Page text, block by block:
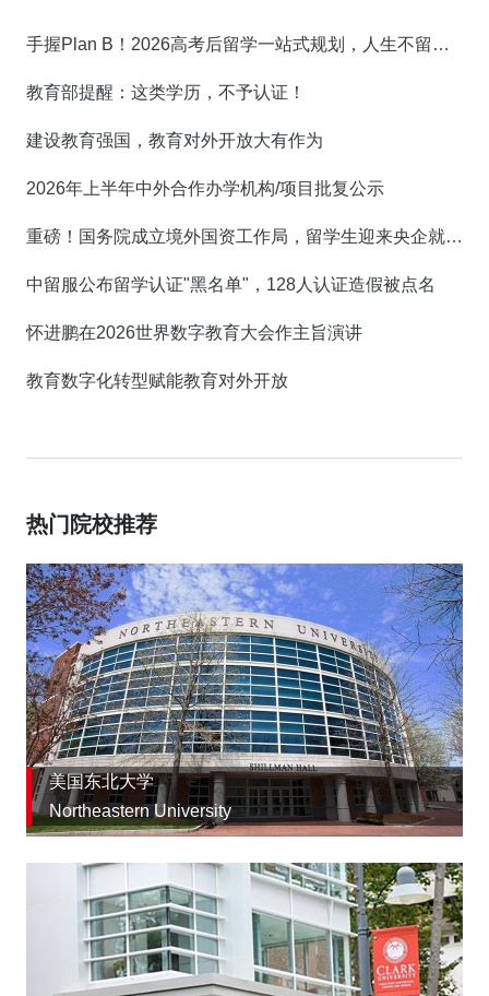
手握Plan B！2026高考后留学一站式规划，人生不留遗憾！
教育部提醒：这类学历，不予认证！
建设教育强国，教育对外开放大有作为
2026年上半年中外合作办学机构/项目批复公示
重磅！国务院成立境外国资工作局，留学生迎来央企就业新机遇！
中留服公布留学认证"黑名单"，128人认证造假被点名
怀进鹏在2026世界数字教育大会作主旨演讲
教育数字化转型赋能教育对外开放
热门院校推荐
美国东北大学
Northeastern University